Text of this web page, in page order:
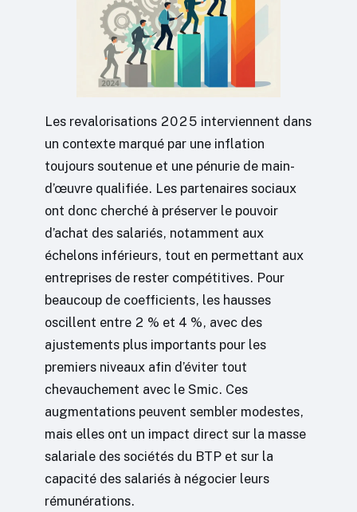
Les revalorisations 2025 interviennent dans
un contexte marqué par une inflation
toujours soutenue et une pénurie de main-
d’œuvre qualifiée. Les partenaires sociaux
ont donc cherché à préserver le pouvoir
d’achat des salariés, notamment aux
échelons inférieurs, tout en permettant aux
entreprises de rester compétitives. Pour
beaucoup de coefficients, les hausses
oscillent entre 2 % et 4 %, avec des
ajustements plus importants pour les
premiers niveaux afin d’éviter tout
chevauchement avec le Smic. Ces
augmentations peuvent sembler modestes,
mais elles ont un impact direct sur la masse
salariale des sociétés du BTP et sur la
capacité des salariés à négocier leurs
rémunérations.